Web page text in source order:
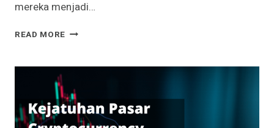
mereka menjadi…
READ MORE TERNYATA
MENDAPATKAN
DENGAN
FACEBOOK
PRO